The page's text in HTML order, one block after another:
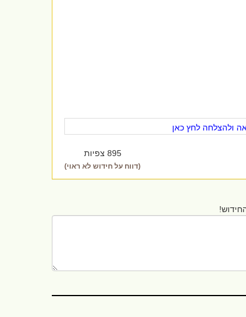
ולהצלחה לחץ כאן
895 צפיות
(דווח על חידוש לא ראוי)